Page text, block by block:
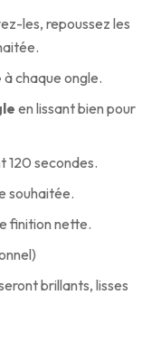
les, repoussez les
à chaque ongle.
en lissant bien pour
120 secondes.
souhaitée.
finition nette.
brillants, lisses